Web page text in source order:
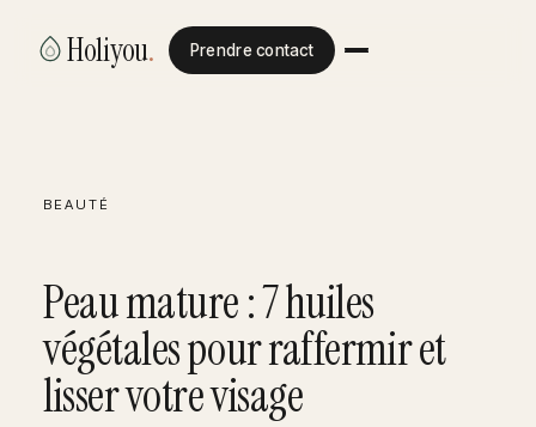
Holiyou. Prendre contact
BEAUTÉ
Peau mature : 7 huiles
végétales pour raffermir et
lisser votre visage